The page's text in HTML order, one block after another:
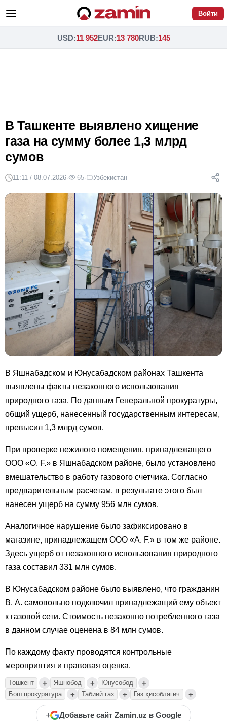
Войти
USD:11 952EUR:13 780RUB:145
В Ташкенте выявлено хищение
газа на сумму более 1,3 млрд
сумов
11:11 / 08.07.2026· 65· Узбекистан
В Яшнабадском и Юнусабадском районах Ташкента
выявлены факты незаконного использования
природного газа. По данным Генеральной прокуратуры,
общий ущерб, нанесенный государственным интересам,
превысил 1,3 млрд сумов.
При проверке нежилого помещения, принадлежащего
ООО «O. F.» в Яшнабадском районе, было установлено
вмешательство в работу газового счетчика. Согласно
предварительным расчетам, в результате этого был
нанесен ущерб на сумму 956 млн сумов.
Аналогичное нарушение было зафиксировано в
магазине, принадлежащем ООО «A. F.» в том же районе.
Здесь ущерб от незаконного использования природного
газа составил 331 млн сумов.
В Юнусабадском районе было выявлено, что гражданин
В. А. самовольно подключил принадлежащий ему объект
к газовой сети. Стоимость незаконно потребленного газа
в данном случае оценена в 84 млн сумов.
По каждому факту проводятся контрольные
мероприятия и правовая оценка.
Тошкент + Яшнобод + Юнусобод +
Бош прокуратура + Табиий газ + Газ ҳисоблагич +
+ Добавьте сайт Zamin.uz в Google